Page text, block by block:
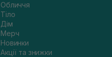
Обличчя
Тіло
Дім
Мерч
Новинки
Акції та знижки